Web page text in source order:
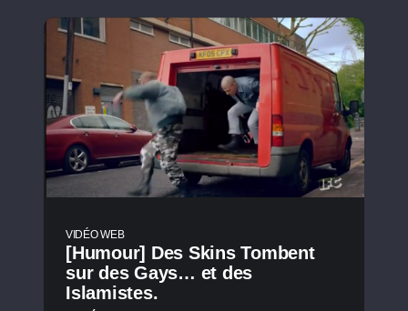
VIDÉO WEB
[Humour] Des Skins Tombent
sur des Gays… et des
Islamistes.